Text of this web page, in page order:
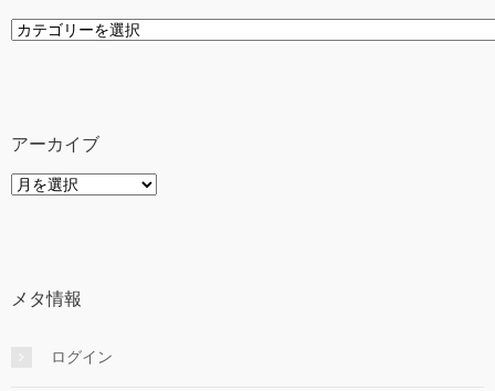
カ
アーカイブ
ア
メタ情報
ログイン